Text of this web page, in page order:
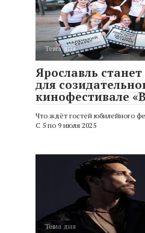
Тема дня
Ярославль
для
кинофестивале
Что ждёт гостей юбилейного
С 5 по 9 июля 2025
Тема дня